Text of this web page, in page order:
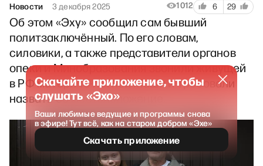
Новости 3 декабря 2025 1012 6 29
Об этом «Эху» сообщил сам бывший
политзаключённый. По его словам,
силовики, а также представители органов
опеки и Минобразования звонили живущей
в РФ матери 15-летней Маши и требовали
назвать её местоположение.
Скачайте приложение, чтобы
слушать «Эхо»
Ваши любимые ведущие и программы снова
в эфире! Тут всё, как на старом добром «Эхе»
Скачать приложение